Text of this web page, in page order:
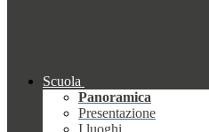
Scuola
Panoramica
Presentazione